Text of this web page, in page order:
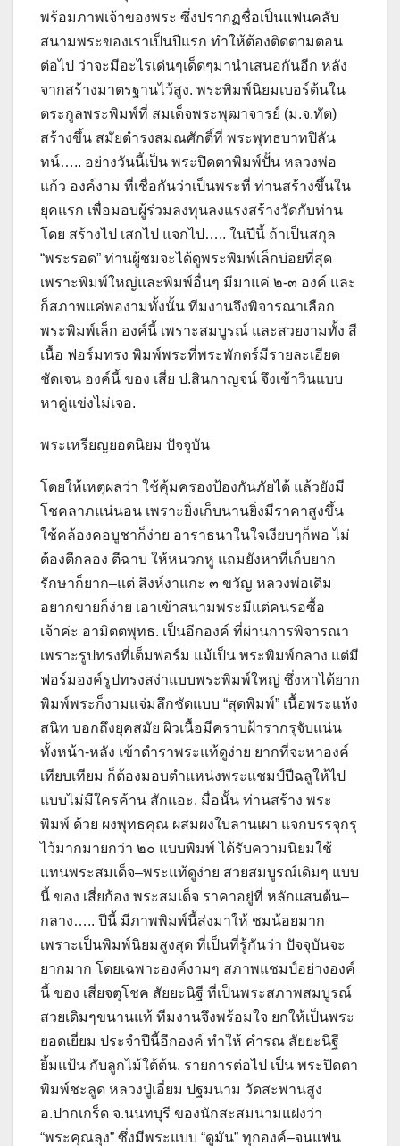
พร้อมภาพเจ้าของพระ ซึ่งปรากฏชื่อเป็นแฟนคลับ
สนามพระของเราเป็นปีแรก ทำให้ต้องติดตามตอน
ต่อไป ว่าจะมีอะไรเด่นๆเด็ดๆมานำเสนอกันอีก หลัง
จากสร้างมาตรฐานไว้สูง. พระพิมพ์นิยมเบอร์ต้นใน
ตระกูลพระพิมพ์ที่ สมเด็จพระพุฒาจารย์ (ม.จ.ทัต)
สร้างขึ้น สมัยดำรงสมณศักดิ์ที่ พระพุทธบาทปิลัน
ทน์….. อย่างวันนี้เป็น พระปิดตาพิมพ์ปั้น หลวงพ่อ
แก้ว องค์งาม ที่เชื่อกันว่าเป็นพระที่ ท่านสร้างขึ้นใน
ยุคแรก เพื่อมอบผู้ร่วมลงทุนลงแรงสร้างวัดกับท่าน
โดย สร้างไป เสกไป แจกไป….. ในปีนี้ ถ้าเป็นสกุล
“พระรอด” ท่านผู้ชมจะได้ดูพระพิมพ์เล็กบ่อยที่สุด
เพราะพิมพ์ใหญ่และพิมพ์อื่นๆ มีมาแค่ ๒-๓ องค์ และ
ก็สภาพแค่พองามทั้งนั้น ทีมงานจึงพิจารณาเลือก
พระพิมพ์เล็ก องค์นี้ เพราะสมบูรณ์ และสวยงามทั้ง สี
เนื้อ ฟอร์มทรง พิมพ์พระที่พระพักตร์มีรายละเอียด
ชัดเจน องค์นี้ ของ เสี่ย ป.สินกาญจน์ จึงเข้าวินแบบ
หาคู่แข่งไม่เจอ.
พระเหรียญยอดนิยม ปัจจุบัน
โดยให้เหตุผลว่า ใช้คุ้มครองป้องกันภัยได้ แล้วยังมี
โชคลาภแน่นอน เพราะยิ่งเก็บนานยิ่งมีราคาสูงขึ้น
ใช้คล้องคอบูชาก็ง่าย อาราธนาในใจเงียบๆก็พอ ไม่
ต้องตีกลอง ตีฉาบ ให้หนวกหู แถมยังหาที่เก็บยาก
รักษาก็ยาก–แต่ สิงห์งาแกะ ๓ ขวัญ หลวงพ่อเดิม
อยากขายก็ง่าย เอาเข้าสนามพระมีแต่คนรอซื้อ
เจ้าค่ะ อามิตตพุทธ. เป็นอีกองค์ ที่ผ่านการพิจารณา
เพราะรูปทรงที่เต็มฟอร์ม แม้เป็น พระพิมพ์กลาง แต่มี
ฟอร์มองค์รูปทรงสง่าแบบพระพิมพ์ใหญ่ ซึ่งหาได้ยาก
พิมพ์พระก็งามแจ่มลึกชัดแบบ “สุดพิมพ์” เนื้อพระแห้ง
สนิท บอกถึงยุคสมัย ผิวเนื้อมีคราบฝ้ารากรุจับแน่น
ทั้งหน้า-หลัง เข้าตำราพระแท้ดูง่าย ยากที่จะหาองค์
เทียบเทียม ก็ต้องมอบตำแหน่งพระแชมป์ปีฉลูให้ไป
แบบไม่มีใครค้าน สักแอะ. มื่อนั้น ท่านสร้าง พระ
พิมพ์ ด้วย ผงพุทธคุณ ผสมผงใบลานเผา แจกบรรจุกรุ
ไว้มากมายกว่า ๒๐ แบบพิมพ์ ได้รับความนิยมใช้
แทนพระสมเด็จ–พระแท้ดูง่าย สวยสมบูรณ์เดิมๆ แบบ
นี้ ของ เสี่ยก้อง พระสมเด็จ ราคาอยู่ที่ หลักแสนต้น–
กลาง….. ปีนี้ มีภาพพิมพ์นี้ส่งมาให้ ชมน้อยมาก
เพราะเป็นพิมพ์นิยมสูงสุด ที่เป็นที่รู้กันว่า ปัจจุบันจะ
ยากมาก โดยเฉพาะองค์งามๆ สภาพแชมป์อย่างองค์
นี้ ของ เสี่ยจตุโชค สัยยะนิฐี ที่เป็นพระสภาพสมบูรณ์
สวยเดิมๆขนานแท้ ทีมงานจึงพร้อมใจ ยกให้เป็นพระ
ยอดเยี่ยม ประจำปีนี้อีกองค์ ทำให้ คำรณ สัยยะนิฐี
ยิ้มแป้น กับลูกไม้ใต้ต้น. รายการต่อไป เป็น พระปิดตา
พิมพ์ชะลูด หลวงปู่เอี่ยม ปฐมนาม วัดสะพานสูง
อ.ปากเกร็ด จ.นนทบุรี ของนักสะสมนามแฝงว่า
“พระคุณลุง” ซึ่งมีพระแบบ “ดูมัน” ทุกองค์–จนแฟน